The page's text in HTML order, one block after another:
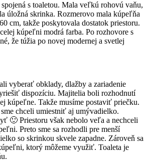
s toaletou. Mala veľkú rohovú vaňu,
úložná skrinka. Rozmerovo mala kúpeľňa
cm, takže poskytovala dostatok priestoru.
kúpeľni modrá farba. Po rozhovore s
že túžia po novej modernej a svetlej
vyberať obklady, dlažby a zariadenie
dispozíciu. Majitelia boli rozhodnutí
kúpeľne. Takže musíme postaviť priečku.
chceli umiestniť aj umývadielko.
🙂 Priestoru však nebolo veľa a nechceli
Preto sme sa rozhodli pre menší
so skrinkou skvele zapadne. Zároveň sa
ktorý môžeme využiť. Toaleta je